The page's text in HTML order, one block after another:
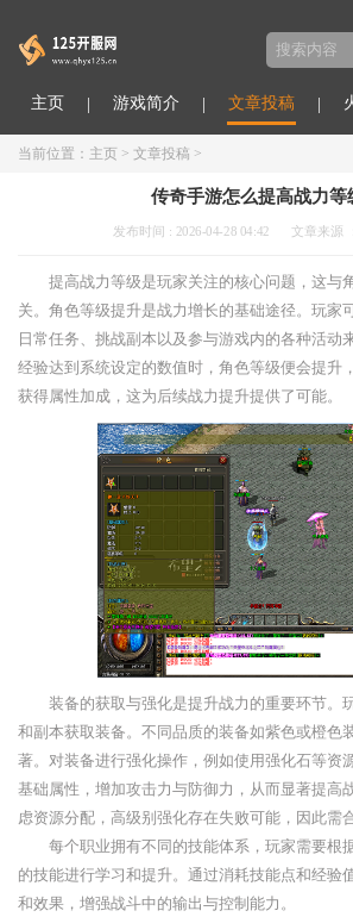
主页 游戏简介 文章投稿
当前位置： 主页 > 文章投稿 >
传奇手游怎么提高战力等
发布时间 : 2026-04-28 04:42 文章来源
提高战力等级是玩家关注的核心问题，这与
关。角色等级提升是战力增长的基础途径。玩家
日常任务、挑战副本以及参与游戏内的各种活动
经验达到系统设定的数值时，角色等级便会提升
获得属性加成，这为后续战力提升提供了可能。
装备的获取与强化是提升战力的重要环节。
和副本获取装备。不同品质的装备如紫色或橙色
著。对装备进行强化操作，例如使用强化石等资
基础属性，增加攻击力与防御力，从而显著提高
虑资源分配，高级别强化存在失败可能，因此需
每个职业拥有不同的技能体系，玩家需要根
的技能进行学习和提升。通过消耗技能点和经验
和效果，增强战斗中的输出与控制能力。